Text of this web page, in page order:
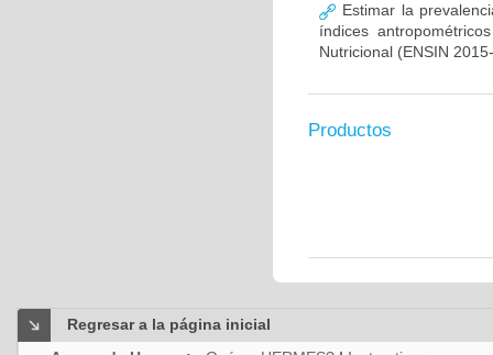
Estimar la
índices
Nutricional (ENSIN
Productos
Regresar a la página inicial